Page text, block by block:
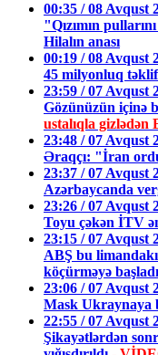
00:35 / 08 Avqust
"Qızımın
Hilalın anası
00:19 / 08 Avqust
45 milyonluq
23:59 / 07 Avqust
Gözünüzün içinə
ustalıqla
23:48 / 07 Avqust
Əraqçı: "İran
23:37 / 07 Avqust
Azərbaycanda
23:26 / 07 Avqust
Toyu çəkən İTV
23:15 / 07 Avqust
ABŞ bu
köçürməyə başladı
23:06 / 07 Avqust
Mask Ukraynaya
22:55 / 07 Avqust
Şikayətlərdən